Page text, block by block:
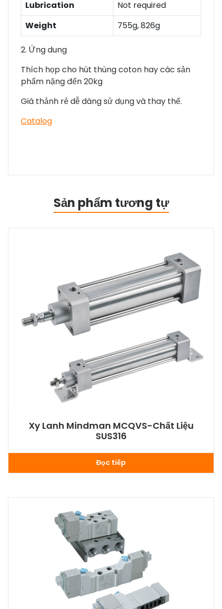
Lubrication
Not required
Weight
755g, 826g
2. Ứng dung
Thích họp cho hút thùng coton hay các sản
phẩm nặng đến 20kg
Giá thảnh rẻ dễ dàng sử dụng và thay thế.
Catalog
Sản phẩm tương tự
Xy Lanh Mindman MCQVS-Chất Liệu
SUS316
Đọc tiếp